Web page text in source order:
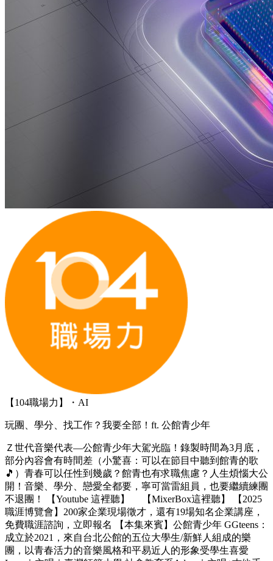
【104職場力】・AI
玩團、學分、找工作？我要全部！ft. 公館青少年
Ｚ世代音樂代表—公館青少年大駕光臨！錄製時間為3月底，
部分內容會有時間差（小驚喜：可以在節目中聽到館青的歌
🎵）青春可以任性到幾歲？館青也有求職焦慮？人生煩惱大公
開！音樂、學分、戀愛全都要，寧可當雷組員，也要繼續練團
不退團！ 【Youtube 這裡聽】 【MixerBox這裡聽】 【2025
職涯博覽會】200家企業現場徵才，還有19場知名企業講座，
免費職涯諮詢，立即報名 【本集來賓】公館青少年 GGteens：
成立於2021，來自台北公館的五位大學生/新鮮人組成的樂
團，以青春活力的音樂風格和平易近人的形象受學生喜愛